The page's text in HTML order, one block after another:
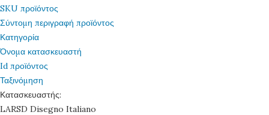
SKU προϊόντος
Σύντομη περιγραφή προϊόντος
Κατηγορία
Όνομα κατασκευαστή
Id προϊόντος
Ταξινόμηση
Κατασκευαστής:
LARSD Disegno Italiano